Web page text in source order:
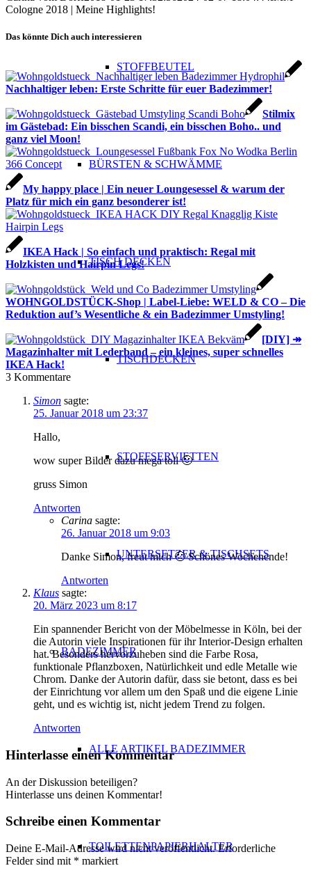
STOFFBEUTEL
BÜRSTEN & SCHWÄMME
TISCH DECKEN
TISCHDECKEN
STOFFSERVIETTEN
UNTERSETZER & TISCHSETS
BADEZIMMER
ALLE ARTIKEL BADEZIMMER
TOILETTENPAPIERHALTER
Cologne 2018 | Meine Highlights!
Das könnte Dich auch interessieren
Nachhaltiger leben: Erste Schritte für euer Badezimmer!
Stilmix
im Gästebad: Ein bisschen Scandi, ein bisschen Boho.. und
ganz viel Moon!
My happy place | Ein neuer Loungesessel & warum der
Platz für mich ein ganz besonderer ist!
IKEA Hack | So einfach und praktisch: Regal mit
Holzkisten und Hairpin Legs!
WOHNGOLDSTÜCK-Shop | Label-Liebe: WELD & CO – Die
Reduktion auf’s Wesentliche & ein Badezimmer Umstyling!
[DIY] ↠
Magazinhalter mit Lederband – ein kleines, super schnelles
IKEA Hack!
3 Kommentare
Simon sagte:
25. Januar 2018 um 23:37
Hallo,
wow super Bilder dazu mega toll 🙂
gruss Simon
Antworten
Carina sagte:
26. Januar 2018 um 9:03
Danke Simon, freut mich 🙂 Schönes Wochenende!
Antworten
Klaus sagte:
20. März 2023 um 8:17
Ein spannender Bericht von der Möbelmesse in Köln, bei der
die Autorin viele Inspirationen für ihr Interior-Design erhalten
hat. Besonders hervorzuheben sind die Farbe Rosa,
funktionale Pflanzboxen, Natürlichkeit und edle Metalle wie
Chrom. Danke der Autorin dafür, dass sie betont, dass es bei
der Einrichtung vor allem um den Spaß und die eigene Linie
geht, und es wichtig ist, nicht jedem Trend zu folgen.
Antworten
Hinterlasse einen Kommentar
An der Diskussion beteiligen?
Hinterlasse uns deinen Kommentar!
Schreibe einen Kommentar
Deine E-Mail-Adresse wird nicht veröffentlicht. Erforderliche
Felder sind mit * markiert